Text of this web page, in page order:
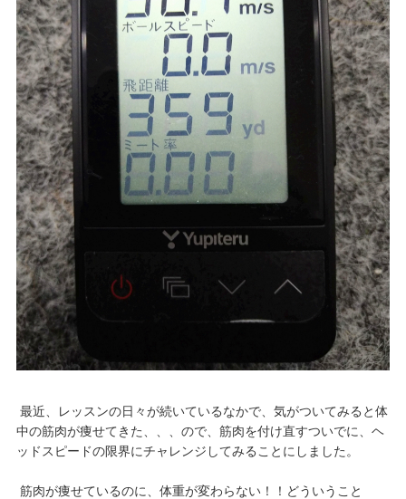
最近、レッスンの日々が続いているなかで、気がついてみると体
中の筋肉が痩せてきた、、、ので、筋肉を付け直すついでに、ヘ
ッドスピードの限界にチャレンジしてみることにしました。
筋肉が痩せているのに、体重が変わらない！！どういうこと